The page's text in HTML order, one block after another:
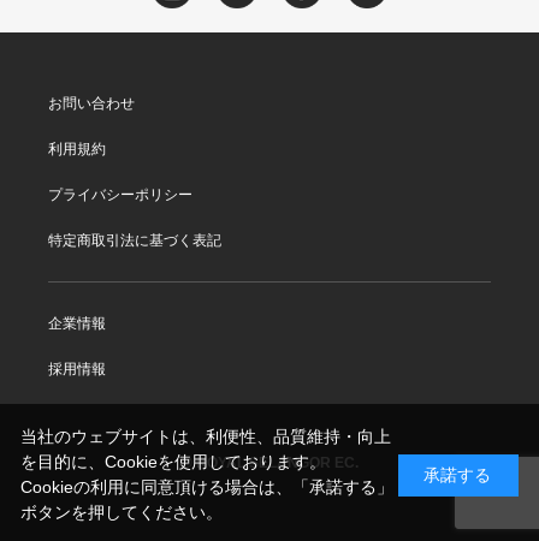
お問い合わせ
利用規約
プライバシーポリシー
特定商取引法に基づく表記
企業情報
採用情報
© ROYAL SELANGOR EC.
当社のウェブサイトは、利便性、品質維持・向上
を目的に、Cookieを使用しております。
Cookieの利用に同意頂ける場合は、「承諾する」
ボタンを押してください。
承諾する